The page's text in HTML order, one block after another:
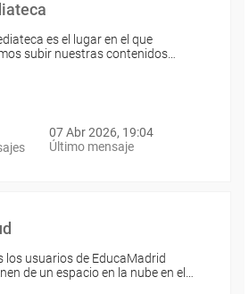
es el lugar en el que
subir nuestras contenidos…
07 Abr 2026, 19:04
Último mensaje
los usuarios de EducaMadrid
de un espacio en la nube en el…